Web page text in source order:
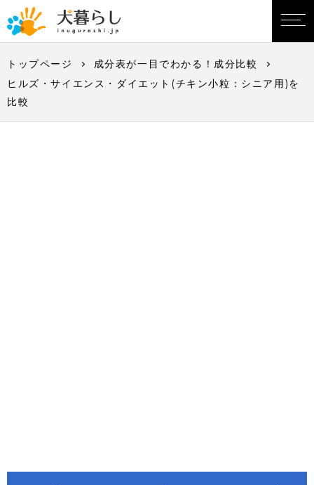
トップページ
成分表が一目でわかる！成分比較
ヒルズ・サイエンス・ダイエット(チキン小粒：シニア用)を
比較